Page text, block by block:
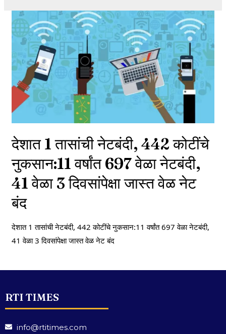
देशात 1 तासांची नेटबंदी, 442 कोटींचे
नुकसान:11 वर्षांत 697 वेळा नेटबंदी,
41 वेळा 3 दिवसांपेक्षा जास्त वेळ नेट
बंद
देशात 1 तासांची नेटबंदी, 442 कोटींचे नुकसान:11 वर्षांत 697 वेळा नेटबंदी,
41 वेळा 3 दिवसांपेक्षा जास्त वेळ नेट बंद
RTI TIMES
info@rtitimes.com